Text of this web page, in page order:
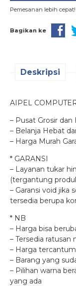
Pemesanan lebih cepat!
Bagikan ke
Deskripsi
AIPEL
– Pusat Grosir dan
– Belanja Hebat
– Harga Murah
* GARANSI
– Layanan tukar
(tergantung
– Garansi void jika
tersedia berupa
* NB
– Harga bisa
– Tersedia ratusan
– Harga
– Barang yang
– Pilihan warna
yang ada